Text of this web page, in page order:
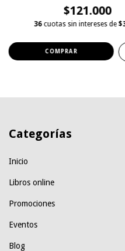
$121.000
36 cuotas sin intereses de
Categorías
Inicio
Libros online
Promociones
Eventos
Blog